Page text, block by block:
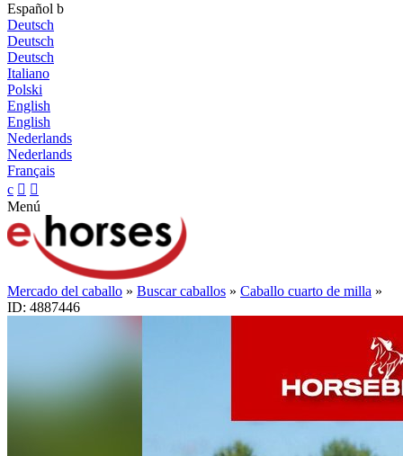
Español b
Deutsch
Deutsch
Deutsch
Italiano
Polski
English
English
Nederlands
Nederlands
Français
c  
Menú
Mercado del caballo » Buscar caballos » Caballo cuarto de milla »
ID: 4887446